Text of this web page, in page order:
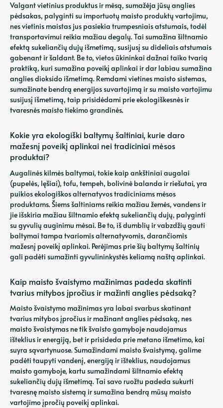
Valgant vietinius produktus ir mėsą, sumažėja jūsų anglies
pėdsakas, palyginti su importuotų maisto produktų vartojimu,
nes vietinis maistas jus pasiekia trumpesniais atstumais, todėl
transportavimui reikia mažiau degalų. Tai sumažina šiltnamio
efektą sukeliančių dujų išmetimą, susijusį su dideliais atstumais
gabenant ir šaldant. Be to, vietos ūkininkai dažnai taiko tvarią
praktiką, kuri sumažina poveikį aplinkai ir dar labiau sumažina
anglies dioksido išmetimą. Remdami vietines maisto sistemas,
sumažinate bendrą energijos suvartojimą ir su maisto vartojimu
susijusį išmetimą, taip prisidėdami prie ekologiškesnės ir
tvaresnės maisto tiekimo grandinės.
Kokie yra ekologiški baltymų šaltiniai, kurie daro
mažesnį poveikį aplinkai nei tradiciniai mėsos
produktai?
Augalinės kilmės baltymai, tokie kaip ankštiniai augalai
(pupelės, lęšiai), tofu, tempeh, bolivinė balanda ir riešutai, yra
puikios ekologiškos alternatyvos tradiciniams mėsos
produktams. Šiems šaltiniams reikia mažiau žemės, vandens ir
jie išskiria mažiau šiltnamio efektą sukeliančių dujų, palyginti
su gyvulių auginimu mėsai. Be to, iš dumblių ir vabzdžių gauti
baltymai tampa tvariomis alternatyvomis, darančiomis
mažesnį poveikį aplinkai. Perėjimas prie šių baltymų šaltinių
gali padėti sumažinti gyvulininkystės keliamą naštą aplinkai.
Kaip maisto švaistymo mažinimas padeda skatinti
tvarius mitybos įpročius ir mažinti anglies pėdsaką?
Maisto švaistymo mažinimas yra labai svarbus skatinant
tvarius mitybos įpročius ir mažinant anglies pėdsaką, nes
maisto švaistymas ne tik švaisto gamyboje naudojamus
išteklius ir energiją, bet ir prisideda prie metano išmetimo, kai
suyra sąvartynuose. Sumažindami maisto švaistymą, galime
padėti taupyti vandenį, energiją ir išteklius, naudojamus
maisto gamyboje, kartu sumažindami šiltnamio efektą
sukeliančių dujų išmetimą. Tai savo ruožtu padeda sukurti
tvaresnę maisto sistemą ir sumažina bendrą mūsų maisto
vartojimo įpročių poveikį aplinkai.